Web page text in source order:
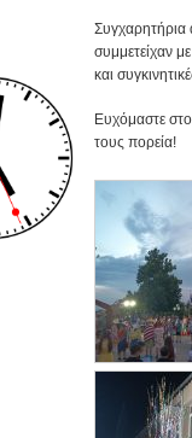
Συγχαρητήρια
συμμετείχαν
και
Ευχόμαστε
τους πορεία!